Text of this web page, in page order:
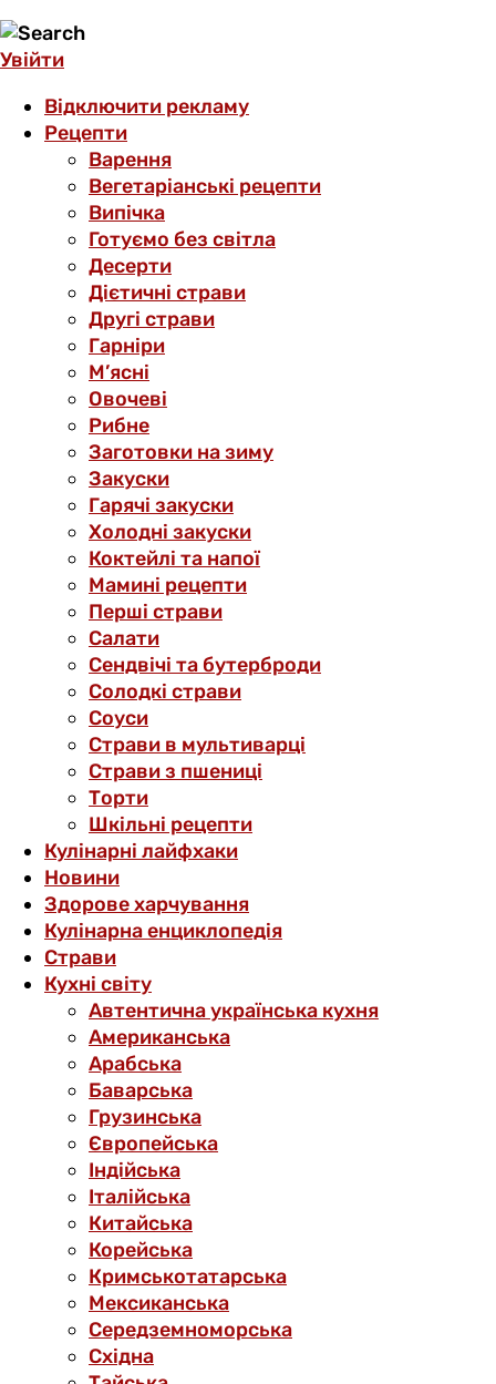
Увійти
Відключити рекламу
Рецепти
Варення
Вегетаріанські рецепти
Випічка
Готуємо без світла
Десерти
Дієтичні страви
Другі страви
Гарніри
М’ясні
Овочеві
Рибне
Заготовки на зиму
Закуски
Гарячі закуски
Холодні закуски
Коктейлі та напої
Мамині рецепти
Перші страви
Салати
Сендвічі та бутерброди
Солодкі страви
Соуси
Страви в мультиварці
Страви з пшениці
Торти
Шкільні рецепти
Кулінарні лайфхаки
Новини
Здорове харчування
Кулінарна енциклопедія
Страви
Кухні світу
Автентична українська кухня
Американська
Арабська
Баварська
Грузинська
Європейська
Індійська
Італійська
Китайська
Корейська
Кримськотатарська
Мексиканська
Середземноморська
Східна